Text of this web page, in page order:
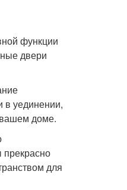
функции
двери
в уединении,
вашем доме.
для